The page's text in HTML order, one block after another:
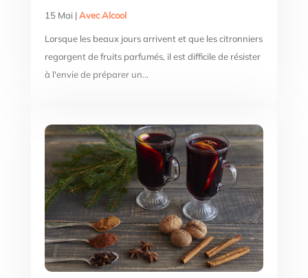
15 Mai|Avec Alcool
Lorsque les beaux jours arrivent et que les citronniers
regorgent de fruits parfumés, il est difficile de résister
à l'envie de préparer un...